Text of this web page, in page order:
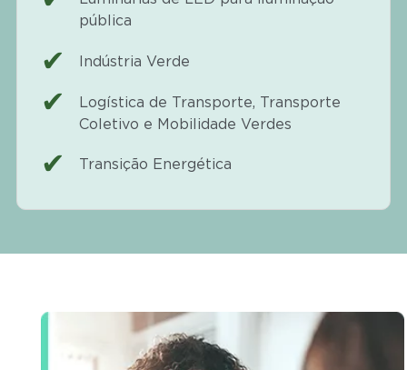
pública
Indústria Verde
Logística de Transporte, Transporte
Coletivo e Mobilidade Verdes
Transição Energética